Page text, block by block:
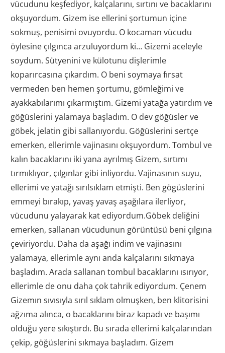
vücudunu keşfediyor, kalçalarını, sırtını ve bacaklarını
okşuyordum. Gizem ise ellerini şortumun içine
sokmuş, penisimi ovuyordu. O kocaman vücudu
öylesine çılgınca arzuluyordum ki… Gizemi aceleyle
soydum. Sütyenini ve külotunu dişlerimle
koparırcasına çıkardım. O beni soymaya fırsat
vermeden ben hemen şortumu, gömleğimi ve
ayakkabılarımı çıkarmıştım. Gizemi yatağa yatırdım ve
göğüslerini yalamaya başladım. O dev göğüsler ve
göbek, jelatin gibi sallanıyordu. Göğüslerini sertçe
emerken, ellerimle vajinasını okşuyordum. Tombul ve
kalın bacaklarını iki yana ayrılmış Gizem, sırtımı
tırmıklıyor, çılgınlar gibi inliyordu. Vajinasının suyu,
ellerimi ve yatağı sırılsıklam etmişti. Ben gögüslerini
emmeyi bırakıp, yavaş yavaş aşağılara ilerliyor,
vücudunu yalayarak kat ediyordum.Göbek deliğini
emerken, sallanan vücudunun görüntüsü beni çılgına
çeviriyordu. Daha da aşağı indim ve vajinasını
yalamaya, ellerimle aynı anda kalçalarını sıkmaya
başladım. Arada sallanan tombul bacaklarını ısırıyor,
ellerimle de onu daha çok tahrik ediyordum. Çenem
Gizemın sıvısıyla sırıl sıklam olmuşken, ben klitorisini
ağzıma alınca, o bacaklarını biraz kapadı ve başımı
olduğu yere sıkıştırdı. Bu sırada ellerimi kalçalarından
çekip, göğüslerini sıkmaya başladım. Gizem